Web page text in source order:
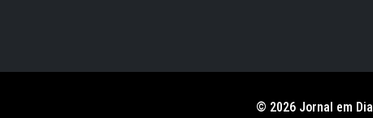
© 2026 Jornal em Dia